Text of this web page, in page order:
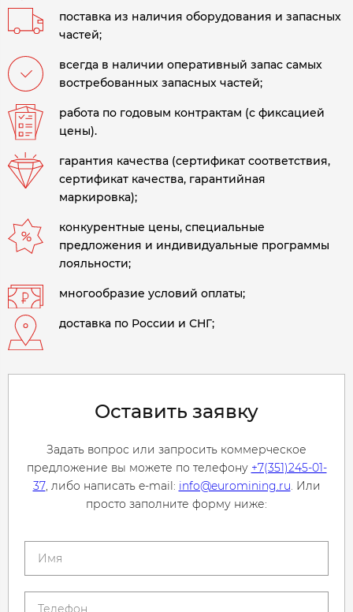
поставка из наличия оборудования и запасных
частей;
всегда в наличии оперативный запас самых
востребованных запасных частей;
работа по годовым контрактам (с фиксацией
цены).
гарантия качества (сертификат соответствия,
сертификат качества, гарантийная
маркировка);
конкурентные цены, специальные
предложения и индивидуальные программы
лояльности;
многообразие условий оплаты;
доставка по России и СНГ;
Оставить заявку
Задать вопрос или запросить коммерческое
предложение вы можете по телефону +7(351)245-01-
37, либо написать e-mail: info@euromining.ru. Или
просто заполните форму ниже: